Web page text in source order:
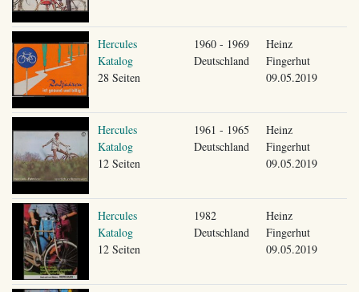
Hercules
Katalog
28 Seiten
1960 - 1969
Deutschland
Heinz
Fingerhut
09.05.2019
Hercules
Katalog
12 Seiten
1961 - 1965
Deutschland
Heinz
Fingerhut
09.05.2019
Hercules
Katalog
12 Seiten
1982
Deutschland
Heinz
Fingerhut
09.05.2019